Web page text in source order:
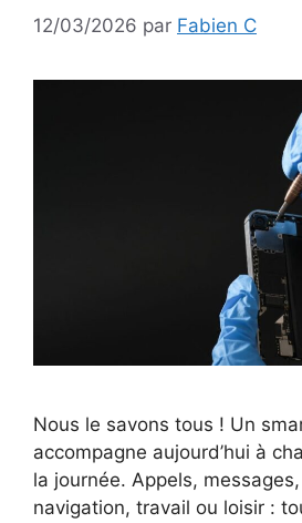
12/03/2026 par Fabien C
Nous le savons tous ! Un
accompagne aujourd’hui à
la journée. Appels,
navigation, travail ou loisir :